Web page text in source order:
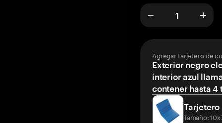
Agregar tarjetero de
Exterior negro
interior azul
contener hasta 4
Tarjetero
Tamaño: